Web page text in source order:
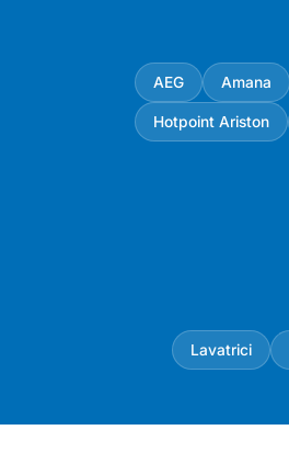
AEG Amana
Hotpoint Ariston
Lavatrici